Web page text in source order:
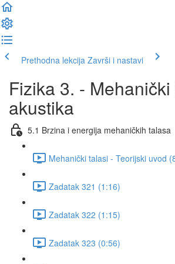
Prethodna lekcija Završi i nastavi
Fizika 3. -
akustika
5.1 Brzina i energija mehaničkih talasa
Mehanički talasi - Teorijski uvod
Zadatak 321 (1:16)
Zadatak 322 (1:15)
Zadatak 323 (0:56)